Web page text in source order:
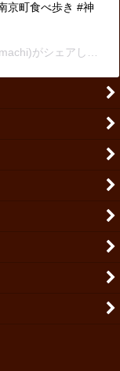
京町食べ歩き #神
がシェアした投稿 -